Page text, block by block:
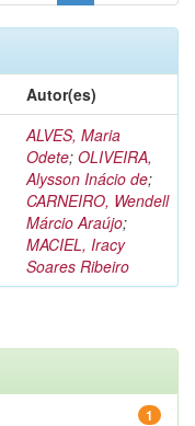
Autor(es)
ALVES, Maria
Odete; OLIVEIRA,
Alysson Inácio de;
CARNEIRO, Wendell
Márcio Araújo;
MACIEL, Iracy
Soares Ribeiro
1